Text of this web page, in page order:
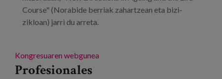
Course" (Norabide berriak zahartzean eta bizi-
zikloan) jarri du arreta.
Kongresuaren webgunea
Profesionales